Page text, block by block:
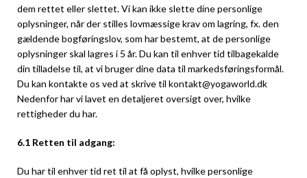
dem rettet eller slettet. Vi kan ikke slette dine personlige
oplysninger, når der stilles lovmæssige krav om lagring, fx. den
gældende bogføringslov, som har bestemt, at de personlige
oplysninger skal lagres i 5 år. Du kan til enhver tid tilbagekalde
din tilladelse til, at vi bruger dine data til markedsføringsformål.
Du kan kontakte os ved at skrive til kontakt@yogaworld.dk
Nedenfor har vi lavet en detaljeret oversigt over, hvilke
rettigheder du har.
6.1 Retten til adgang:
Du har til enhver tid ret til at få oplyst, hvilke personlige